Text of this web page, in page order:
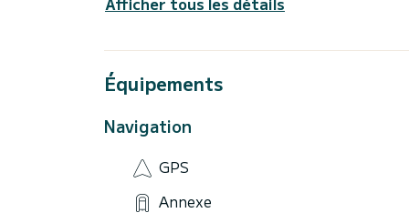
simplement vous immerger dans
Un moment parfait pour ressentir
Équipements
Navigation
GPS
Annexe